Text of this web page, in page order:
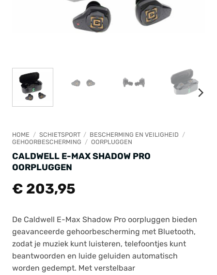
HOME / SCHIETSPORT / BESCHERMING EN VEILIGHEID /
GEHOORBESCHERMING / OORPLUGGEN
CALDWELL E-MAX SHADOW PRO
OORPLUGGEN
€ 203,95
De Caldwell E-Max Shadow Pro oorpluggen bieden
geavanceerde gehoorbescherming met Bluetooth,
zodat je muziek kunt luisteren, telefoontjes kunt
beantwoorden en luide geluiden automatisch
worden gedempt. Met verstelbaar